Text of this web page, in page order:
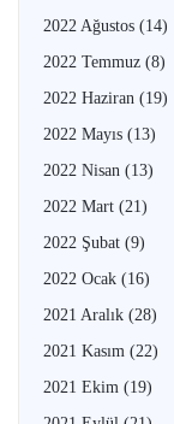
2022 Ağustos (14)
2022 Temmuz (8)
2022 Haziran (19)
2022 Mayıs (13)
2022 Nisan (13)
2022 Mart (21)
2022 Şubat (9)
2022 Ocak (16)
2021 Aralık (28)
2021 Kasım (22)
2021 Ekim (19)